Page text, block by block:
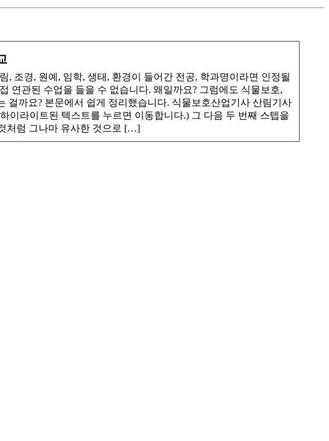
조경, 원예, 임학, 생태, 환경이 들어간 전공, 학과명이라면 인정될
연관된 수업을 들을 수 없습니다. 왜일까요? 그럼에도 식물보호,
걸까요? 본문에서 쉽게 정리했습니다. 식물보호산업기사 산림기사
이라이트된 텍스트를 누르면 이동합니다.) 그 다음 두 번째 스텝을
처럼 그나마 유사한 것으로 […]